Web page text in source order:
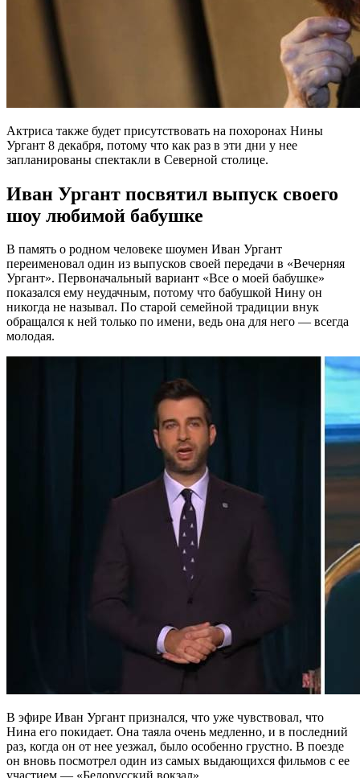
Актриса также будет присутствовать на похоронах Нины
Ургант 8 декабря, потому что как раз в эти дни у нее
запланированы спектакли в Северной столице.
Иван Ургант посвятил выпуск своего
шоу любимой бабушке
В память о родном человеке шоумен Иван Ургант
переименовал один из выпусков своей передачи в «Вечерняя
Ургант». Первоначальный вариант «Все о моей бабушке»
показался ему неудачным, потому что бабушкой Нину он
никогда не называл. По старой семейной традиции внук
обращался к ней только по имени, ведь она для него — всегда
молодая.
В эфире Иван Ургант признался, что уже чувствовал, что
Нина его покидает. Она таяла очень медленно, и в последний
раз, когда он от нее уезжал, было особенно грустно. В поезде
он вновь посмотрел один из самых выдающихся фильмов с ее